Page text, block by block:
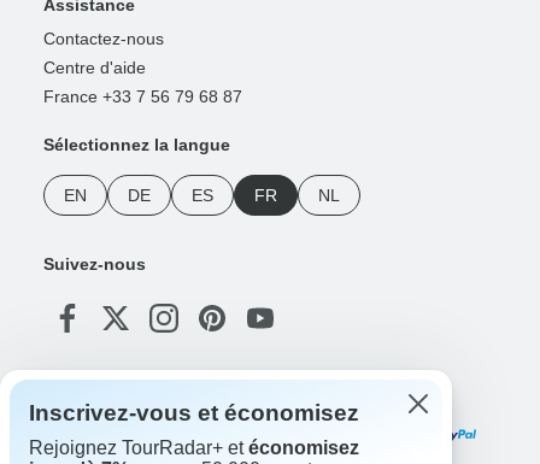
Assistance
Contactez-nous
Centre d'aide
France +33 7 56 79 68 87
Sélectionnez la langue
EN DE ES FR NL
Suivez-nous
Inscrivez-vous et économisez
Rejoignez TourRadar+ etéconomisez